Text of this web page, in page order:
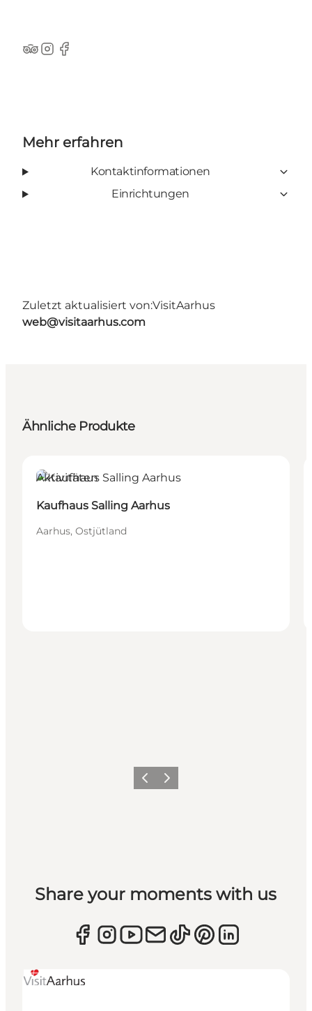
TripAdvisor
Instagram
Facebook
Mehr erfahren
Kontaktinformationen
Einrichtungen
Zuletzt aktualisiert von:VisitAarhus
web@visitaarhus.com
Ähnliche Produkte
Aktivitäten
Kaufhaus Salling Aarhus
Aarhus, Ostjütland
ZurückWeiter
Share your moments with us